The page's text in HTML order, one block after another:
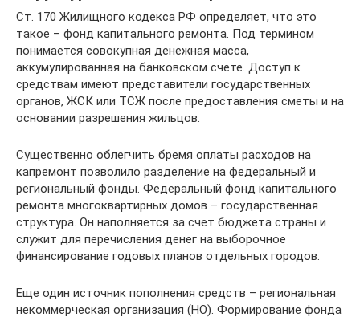
Ст. 170 Жилищного кодекса РФ определяет, что это
такое – фонд капитального ремонта. Под термином
понимается совокупная денежная масса,
аккумулированная на банковском счете. Доступ к
средствам имеют представители государственных
органов, ЖСК или ТСЖ после предоставления сметы и на
основании разрешения жильцов.
Существенно облегчить бремя оплаты расходов на
капремонт позволило разделение на федеральный и
региональный фонды. Федеральный фонд капитального
ремонта многоквартирных домов – государственная
структура. Он наполняется за счет бюджета страны и
служит для перечисления денег на выборочное
финансирование годовых планов отдельных городов.
Еще один источник пополнения средств – региональная
некоммерческая организация (НО). Формирование фонда